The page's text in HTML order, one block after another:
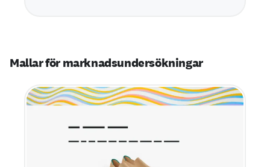
Mallar för marknadsundersökningar